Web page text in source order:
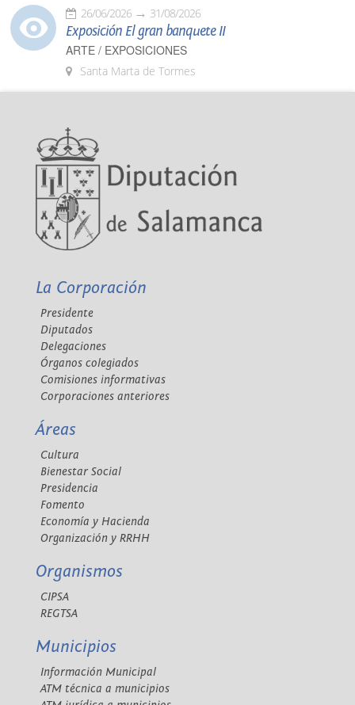
26/06/2026 31/08/2026
Exposición El gran banquete II
ARTE / EXPOSICIONES
Santa Marta de Tormes
La Corporación
Presidente
Diputados
Delegaciones
Órganos colegiados
Comisiones informativas
Corporaciones anteriores
Áreas
Cultura
Bienestar Social
Presidencia
Fomento
Economía y Hacienda
Organización y RRHH
Organismos
CIPSA
REGTSA
Municipios
Información Municipal
ATM técnica a municipios